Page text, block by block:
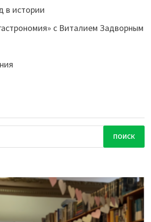
в истории
с Виталием Задворным